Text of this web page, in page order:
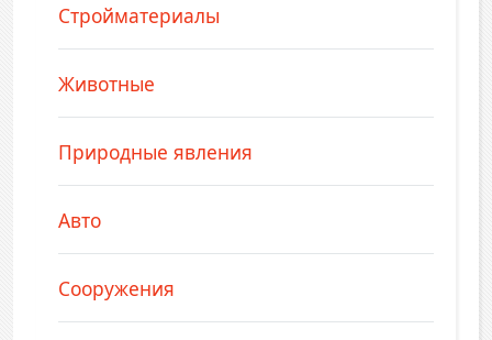
Стройматериалы
Животные
Природные явления
Авто
Сооружения